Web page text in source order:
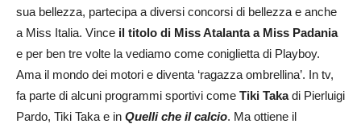
sua bellezza, partecipa a diversi concorsi di bellezza e anche
a Miss Italia. Vince il titolo di Miss Atalanta a Miss Padania
e per ben tre volte la vediamo come coniglietta di Playboy.
Ama il mondo dei motori e diventa ‘ragazza ombrellina’. In tv,
fa parte di alcuni programmi sportivi come Tiki Takadi Pierluigi
Pardo, Tiki Taka e in Quelli che il calcio. Ma ottiene il